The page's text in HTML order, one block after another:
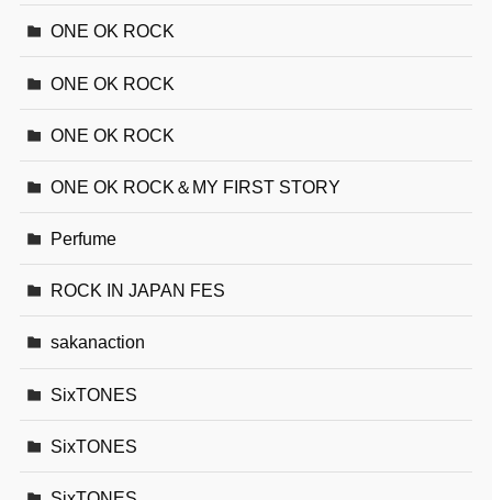
ONE OK ROCK
ONE OK ROCK
ONE OK ROCK
ONE OK ROCK＆MY FIRST STORY
Perfume
ROCK IN JAPAN FES
sakanaction
SixTONES
SixTONES